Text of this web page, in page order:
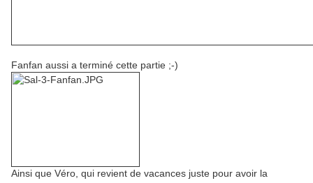
Fanfan aussi a terminé cette partie ;-)
Ainsi que Véro, qui revient de vacances juste pour avoir la